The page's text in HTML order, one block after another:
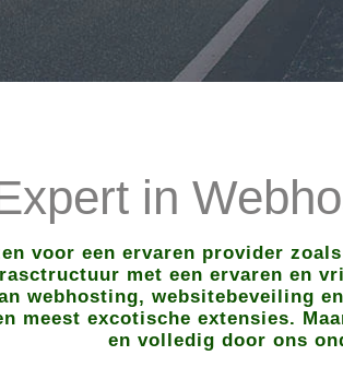
in
voor een ervaren provider
met een ervaren en
webhosting, websitebeveiling
meest excotische extensies.
en volledig door ons